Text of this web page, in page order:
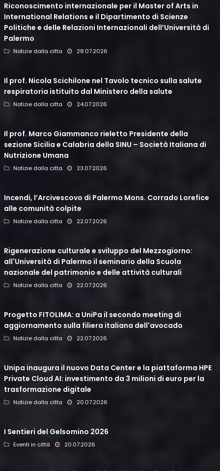
Riconoscimento internazionale per il Master of Arts in
International Relations e il Dipartimento di Scienze
Politiche e delle Relazioni Internazionali dell’Università di
Palermo
Notizie dalla citta 28.07.2026
Il prof. Nicola Scichilone nel Tavolo tecnico sulla salute
respiratoria istituito dal Ministero della salute
Notizie dalla citta 24.07.2026
Il prof. Marco Giammanco rieletto Presidente della
sezione Sicilia e Calabria della SINU – Società Italiana di
Nutrizione Umana
Notizie dalla citta 23.07.2026
Incendi, l’Arcivescovo di Palermo Mons. Corrado Lorefice
alle comunità colpite
Notizie dalla citta 22.07.2026
Rigenerazione culturale e sviluppo del Mezzogiorno:
all'Università di Palermo il seminario della Scuola
nazionale del patrimonio e delle attività culturali
Notizie dalla citta 22.07.2026
Progetto FITOLIMA: a UniPa il secondo meeting di
aggiornamento sulla filiera italiana dell'avocado
Notizie dalla citta 22.07.2026
Unipa inaugura il nuovo Data Center e la piattaforma HPE
Private Cloud AI: investimento da 3 milioni di euro per la
trasformazione digitale
Notizie dalla citta 20.07.2026
I Sentieri del Gelsomino 2026
Eventi in città 20.07.2026